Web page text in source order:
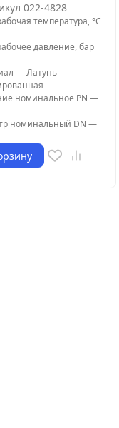
022-4828
температура, °С
давление, бар
—Латунь
номинальное PN —
номинальный DN —